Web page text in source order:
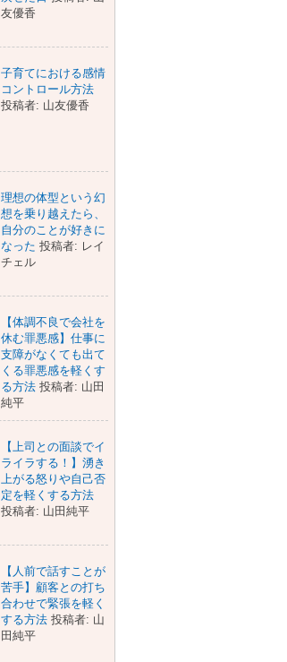
友優香
子育てにおける感情
コントロール方法
投稿者: 山友優香
理想の体型という幻
想を乗り越えたら、
自分のことが好きに
なった 投稿者: レイ
チェル
【体調不良で会社を
休む罪悪感】仕事に
支障がなくても出て
くる罪悪感を軽くす
る方法 投稿者: 山田
純平
【上司との面談でイ
ライラする！】湧き
上がる怒りや自己否
定を軽くする方法
投稿者: 山田純平
【人前で話すことが
苦手】顧客との打ち
合わせで緊張を軽く
する方法 投稿者: 山
田純平